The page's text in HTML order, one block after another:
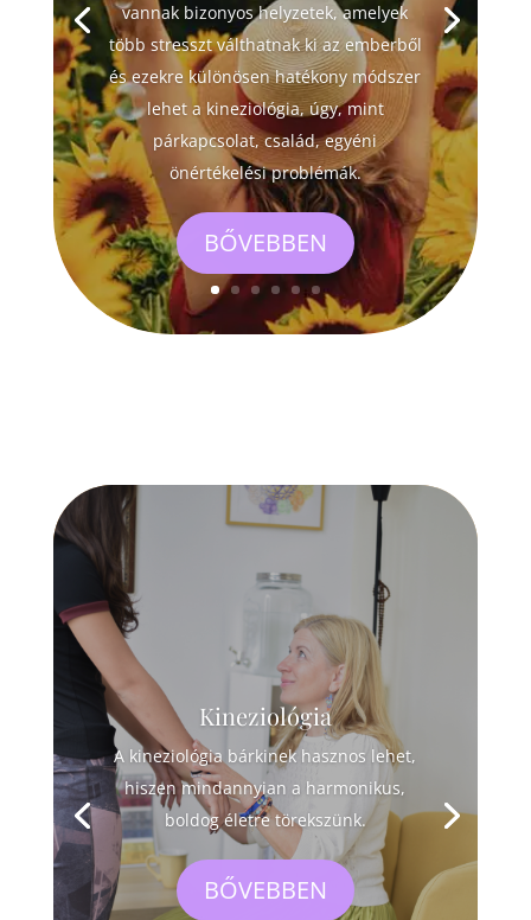
vannak bizonyos helyzetek, amelyek
több stresszt válthatnak ki az emberből
és ezekre különösen hatékony módszer
lehet a kineziológia, úgy, mint
párkapcsolat, család, egyéni
önértékelési problémák.
BŐVEBBEN
Kineziológia
A kineziológia bárkinek hasznos lehet,
hiszen mindannyian a harmonikus,
boldog életre törekszünk.
BŐVEBBEN